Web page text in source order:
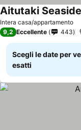
Intera casa/appartamento
Aitutaki Seaside
9,2 Eccellente 443
Scegli le date per
esatti